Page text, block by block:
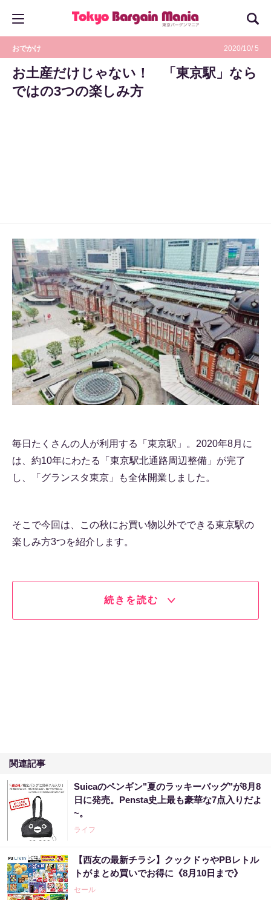
おでかけ 2020/10/ 5
お土産だけじゃない！ 「東京駅」なら
ではの3つの楽しみ方
毎日たくさんの人が利用する「東京駅」。2020年8月に
は、約10年にわたる「東京駅北通路周辺整備」が完了
し、「グランスタ東京」も全体開業しました。
そこで今回は、この秋にお買い物以外でできる東京駅の
楽しみ方3つを紹介します。
続きを読む
関連記事
Suicaのペンギン"夏のラッキーバッグ"が8月8
日に発売。Pensta史上最も豪華な7点入りだよ
~。
ライフ
【西友の最新チラシ】クックドゥやPBレトル
トがまとめ買いでお得に《8月10日まで》
セール